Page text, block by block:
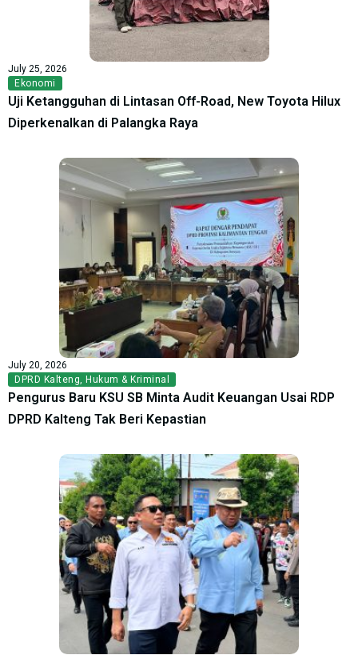
July 25, 2026
Ekonomi
Uji Ketangguhan di Lintasan Off-Road, New Toyota Hilux
Diperkenalkan di Palangka Raya
July 20, 2026
DPRD Kalteng Hukum & Kriminal
Pengurus Baru KSU SB Minta Audit Keuangan Usai RDP
DPRD Kalteng Tak Beri Kepastian